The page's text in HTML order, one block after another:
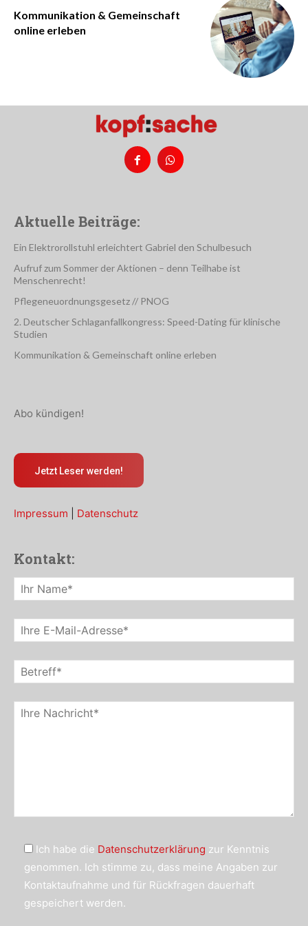
Kommunikation & Gemeinschaft
online erleben
Aktuelle Beiträge:
Ein Elektrorollstuhl erleichtert Gabriel den Schulbesuch
Aufruf zum Sommer der Aktionen – denn Teilhabe ist
Menschenrecht!
Pflegeneuordnungsgesetz // PNOG
2. Deutscher Schlaganfallkongress: Speed-Dating für klinische
Studien
Kommunikation & Gemeinschaft online erleben
Abo kündigen!
Jetzt Leser werden!
Impressum Datenschutz
Kontakt:
Ich habe die Datenschutzerklärung zur Kenntnis
genommen. Ich stimme zu, dass meine Angaben zur
Kontaktaufnahme und für Rückfragen dauerhaft
gespeichert werden.